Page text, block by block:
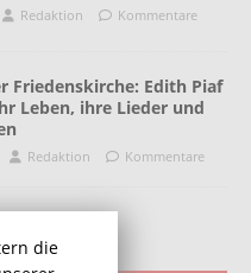
Redaktion
Kommentare
Friedenskirche: Edith Piaf
Leben, ihre Lieder und
Redaktion
Kommentare
die